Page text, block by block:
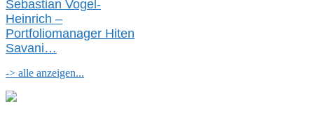
Sebastian Vogel-
Heinrich –
Portfoliomanager Hiten
Savani…
-> alle anzeigen...